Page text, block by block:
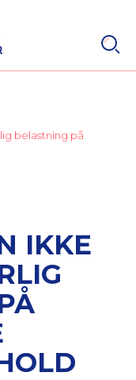
belastning på
IKKE